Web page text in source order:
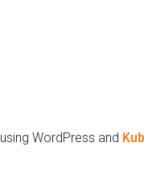
using WordPress and